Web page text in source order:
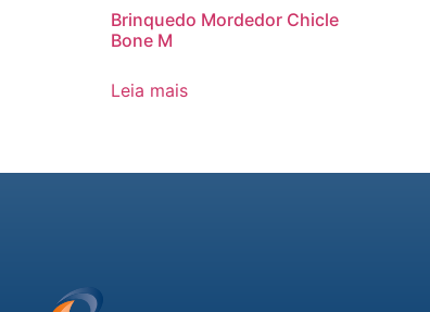
Brinquedo Mordedor Chicle
Bone M
Leia mais